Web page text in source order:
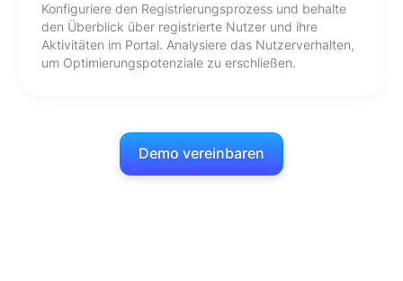
Konfiguriere den Registrierungsprozess und behalte
den Überblick über registrierte Nutzer und ihre
Aktivitäten im Portal. Analysiere das Nutzerverhalten,
um Optimierungspotenziale zu erschließen.
Demo vereinbaren